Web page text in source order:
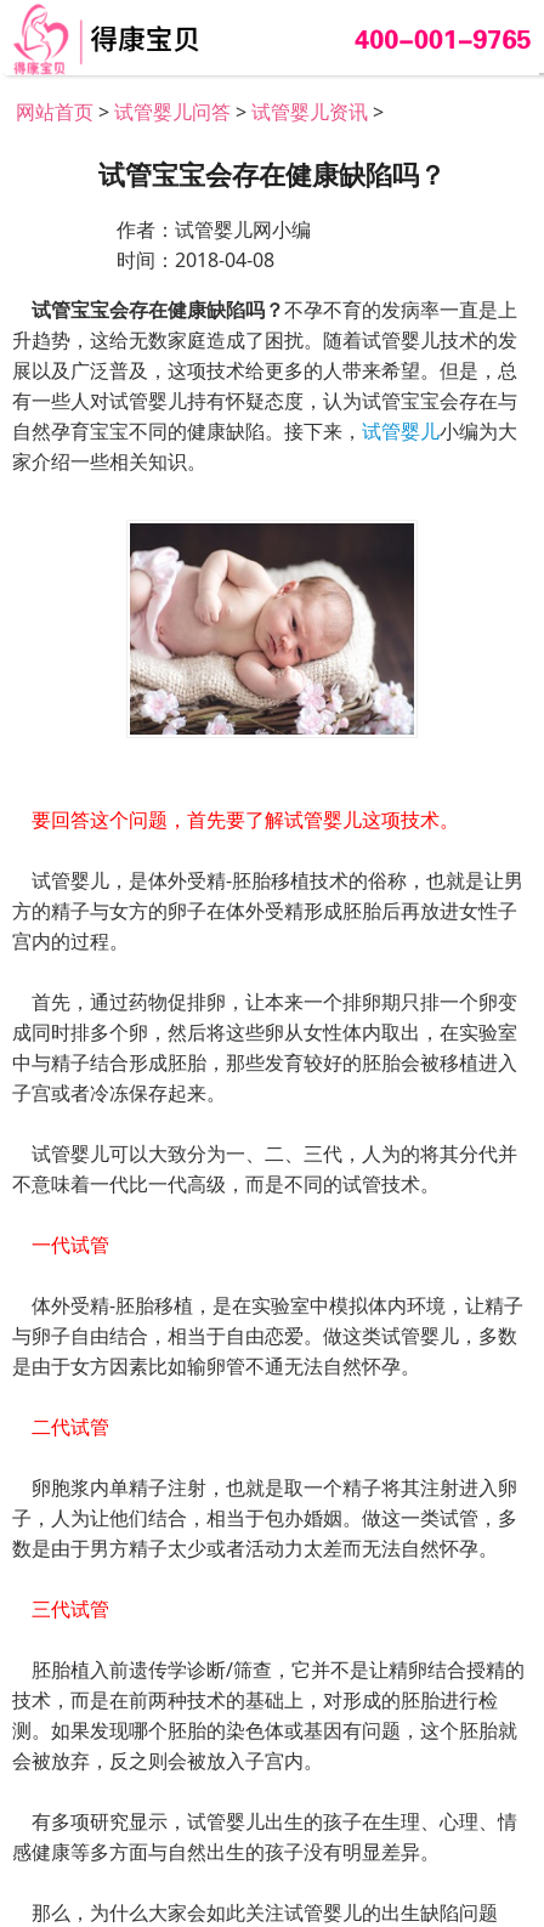
网站首页>试管婴儿问答>试管婴儿资讯>
试管宝宝会存在健康缺陷吗？
作者：试管婴儿网小编
时间：2018-04-08
试管宝宝会存在健康缺陷吗？不孕不育的发病率一直是上
升趋势，这给无数家庭造成了困扰。随着试管婴儿技术的发
展以及广泛普及，这项技术给更多的人带来希望。但是，总
有一些人对试管婴儿持有怀疑态度，认为试管宝宝会存在与
自然孕育宝宝不同的健康缺陷。接下来， 试管婴儿小编为大
家介绍一些相关知识。
要回答这个问题，首先要了解试管婴儿这项技术。
试管婴儿，是体外受精-胚胎移植技术的俗称，也就是让男
方的精子与女方的卵子在体外受精形成胚胎后再放进女性子
宫内的过程。
首先，通过药物促排卵，让本来一个排卵期只排一个卵变
成同时排多个卵，然后将这些卵从女性体内取出，在实验室
中与精子结合形成胚胎，那些发育较好的胚胎会被移植进入
子宫或者冷冻保存起来。
试管婴儿可以大致分为一、二、三代，人为的将其分代并
不意味着一代比一代高级，而是不同的试管技术。
一代试管
体外受精-胚胎移植，是在实验室中模拟体内环境，让精子
与卵子自由结合，相当于自由恋爱。做这类试管婴儿，多数
是由于女方因素比如输卵管不通无法自然怀孕。
二代试管
卵胞浆内单精子注射，也就是取一个精子将其注射进入卵
子，人为让他们结合，相当于包办婚姻。做这一类试管，多
数是由于男方精子太少或者活动力太差而无法自然怀孕。
三代试管
胚胎植入前遗传学诊断/筛查，它并不是让精卵结合授精的
技术，而是在前两种技术的基础上，对形成的胚胎进行检
测。如果发现哪个胚胎的染色体或基因有问题，这个胚胎就
会被放弃，反之则会被放入子宫内。
有多项研究显示，试管婴儿出生的孩子在生理、心理、情
感健康等多方面与自然出生的孩子没有明显差异。
那么，为什么大家会如此关注试管婴儿的出生缺陷问题